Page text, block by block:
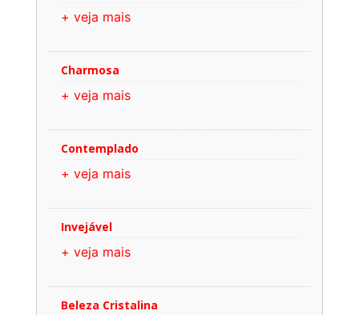
+ veja mais
Charmosa
+ veja mais
Contemplado
+ veja mais
Invejável
+ veja mais
Beleza Cristalina